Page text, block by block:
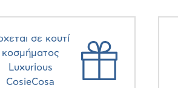
σε κουτί
κοσμήματος
Luxurious
CosieCosa